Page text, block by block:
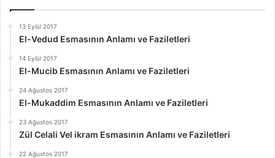
13 Eylül 2017
El-Vedud Esmasının Anlamı ve Faziletleri
14 Eylül 2017
El-Mucib Esmasının Anlamı ve Faziletleri
24 Ağustos 2017
El-Mukaddim Esmasının Anlamı ve Faziletleri
23 Ağustos 2017
Zül Celali Vel ikram Esmasının Anlamı ve Faziletleri
22 Ağustos 2017